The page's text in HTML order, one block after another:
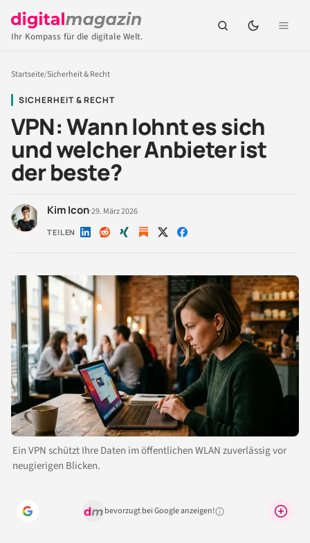
Ihr Kompass für die digitale Welt.
Startseite/Sicherheit & Recht
SICHERHEIT & RECHT
VPN: Wann lohnt es sich
und welcher Anbieter ist
der beste?
Kim Icon·29. März 2026
TEILEN Auf Auf Auf Auf Auf
Ein VPN schützt Ihre Daten im öffentlichen WLAN zuverlässig vor
neugierigen Blicken.
bevorzugt bei Google anzeigen!Warum lohnt sich das?